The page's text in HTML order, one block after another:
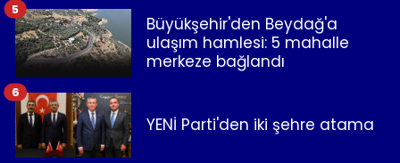
Büyükşehir'den Beydağ'a
ulaşım hamlesi: 5 mahalle
merkeze bağlandı
5
YENİ Parti'den iki şehre atama
6